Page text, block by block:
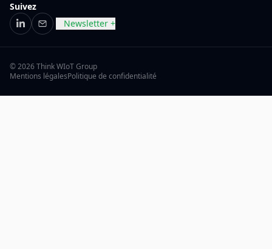
Suivez
LinkedIn
E-mailNewsletter +
© 2026 Think WIoT Group
Mentions légalesPolitique de confidentialité